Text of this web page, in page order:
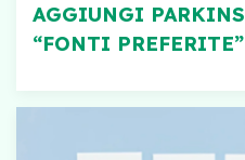
AGGIUNGI
“FONTI